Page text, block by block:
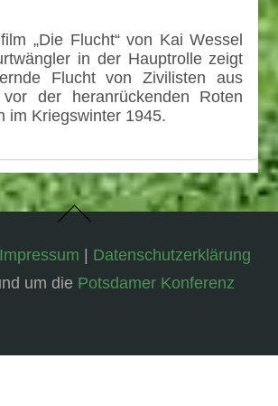
„Die Flucht“ von Kai Wessel
in der Hauptrolle zeigt
Flucht von Zivilisten aus
vor der heranrückenden Roten
im Kriegswinter 1945.
Impressum | Datenschutzerklärung
um die Potsdamer Konferenz